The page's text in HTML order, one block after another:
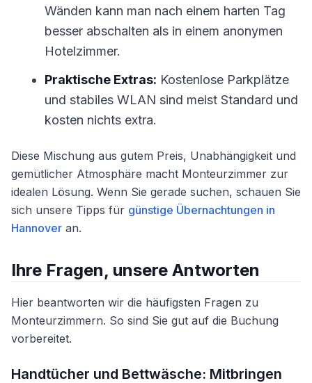
Wänden kann man nach einem harten Tag
besser abschalten als in einem anonymen
Hotelzimmer.
Praktische Extras: Kostenlose Parkplätze
und stabiles WLAN sind meist Standard und
kosten nichts extra.
Diese Mischung aus gutem Preis, Unabhängigkeit und
gemütlicher Atmosphäre macht Monteurzimmer zur
idealen Lösung. Wenn Sie gerade suchen, schauen Sie
sich unsere Tipps für günstige Übernachtungen in
Hannover an.
Ihre Fragen, unsere Antworten
Hier beantworten wir die häufigsten Fragen zu
Monteurzimmern. So sind Sie gut auf die Buchung
vorbereitet.
Handtücher und Bettwäsche: Mitbringen